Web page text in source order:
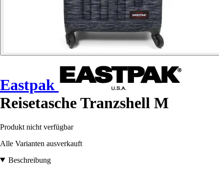
Eastpak
Reisetasche Tranzshell M
Produkt nicht verfügbar
Alle Varianten ausverkauft
Beschreibung